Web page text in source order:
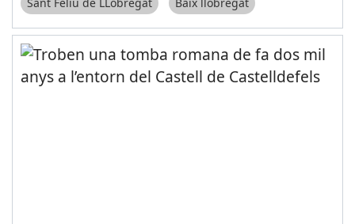
Sant Feliu de LLobregat Baix llobregat